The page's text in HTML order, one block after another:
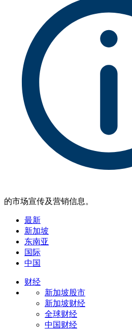
的市场宣传及营销信息。
最新
新加坡
东南亚
国际
中国
财经
新加坡股市
新加坡财经
全球财经
中国财经